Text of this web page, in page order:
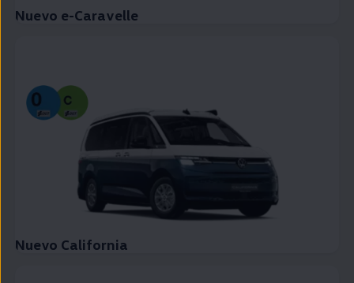
Nuevo e-Caravelle
Nuevo California